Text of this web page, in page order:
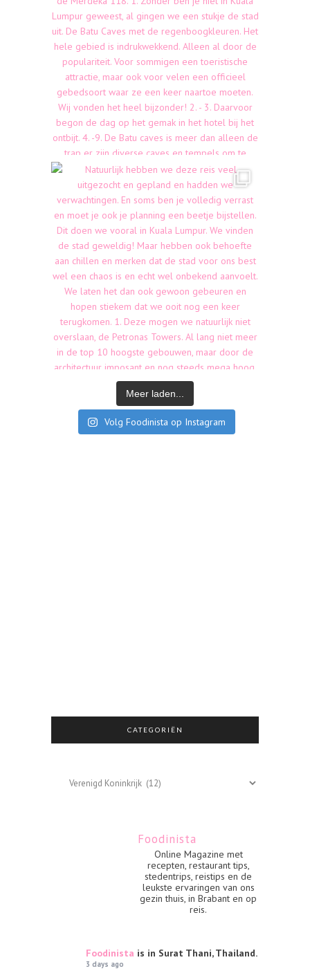
Meer laden...
Volg Foodinista op Instagram
CATEGORIËN
Categoriën
Foodinista
Online Magazine met
recepten, restaurant tips,
stedentrips, reistips en de
leukste ervaringen van ons
gezin thuis, in Brabant en op
reis.
Foodinista is in Surat Thani, Thailand.
3 days ago